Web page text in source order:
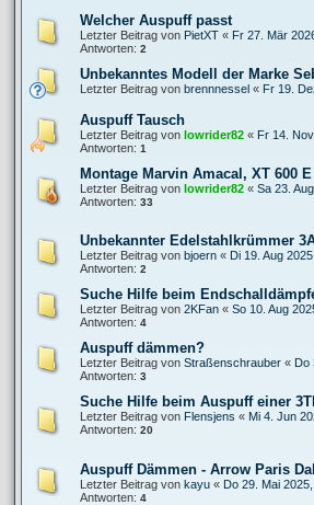
Welcher Auspuff passt
Letzter Beitrag von PietXT « Fr 27. Mär
Antworten: 2
Unbekanntes Modell der Marke
Letzter Beitrag von brennnessel « Fr 19.
Auspuff Tausch
Letzter Beitrag von lowrider82 « Fr 14.
Antworten: 1
Montage Marvin Amacal, XT 600
Letzter Beitrag von lowrider82 « Sa 23.
Antworten: 33
Unbekannter Edelstahlkrümmer
Letzter Beitrag von bjoern « Di 19. Aug
Antworten: 2
Suche Hilfe beim
Letzter Beitrag von 2KFan « So 10. Aug
Antworten: 4
Auspuff dämmen?
Letzter Beitrag von Straßenschrauber « Do
Antworten: 3
Suche Hilfe beim Auspuff einer
Letzter Beitrag von Flensjens « Mi 4. Jun
Antworten: 20
Auspuff Dämmen - Arrow Paris
Letzter Beitrag von kayu « Do 29. Mai
Antworten: 4